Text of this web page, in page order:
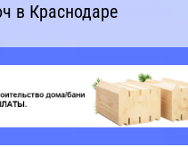
в Краснодаре